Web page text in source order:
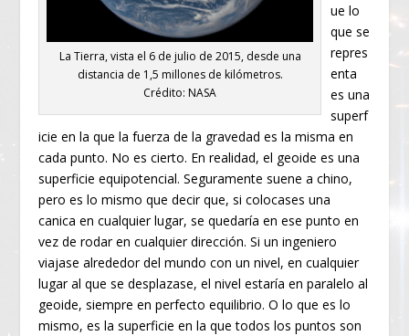
La Tierra, vista el 6 de julio de 2015, desde una
distancia de 1,5 millones de kilómetros.
Crédito: NASA
ue lo
que se
repres
enta
es una
superf
icie en la que la fuerza de la gravedad es la misma en
cada punto. No es cierto. En realidad, el geoide es una
superficie equipotencial. Seguramente suene a chino,
pero es lo mismo que decir que, si colocases una
canica en cualquier lugar, se quedaría en ese punto en
vez de rodar en cualquier dirección. Si un ingeniero
viajase alrededor del mundo con un nivel, en cualquier
lugar al que se desplazase, el nivel estaría en paralelo al
geoide, siempre en perfecto equilibrio. O lo que es lo
mismo, es la superficie en la que todos los puntos son